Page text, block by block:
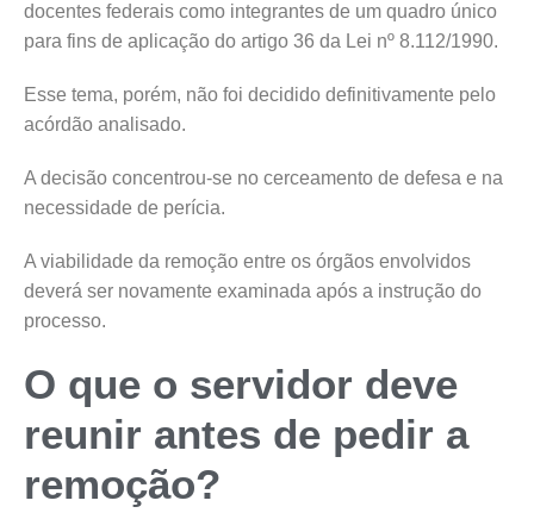
docentes federais como integrantes de um quadro único
para fins de aplicação do artigo 36 da Lei nº 8.112/1990.
Esse tema, porém, não foi decidido definitivamente pelo
acórdão analisado.
A decisão concentrou-se no cerceamento de defesa e na
necessidade de perícia.
A viabilidade da remoção entre os órgãos envolvidos
deverá ser novamente examinada após a instrução do
processo.
O que o servidor deve
reunir antes de pedir a
remoção?